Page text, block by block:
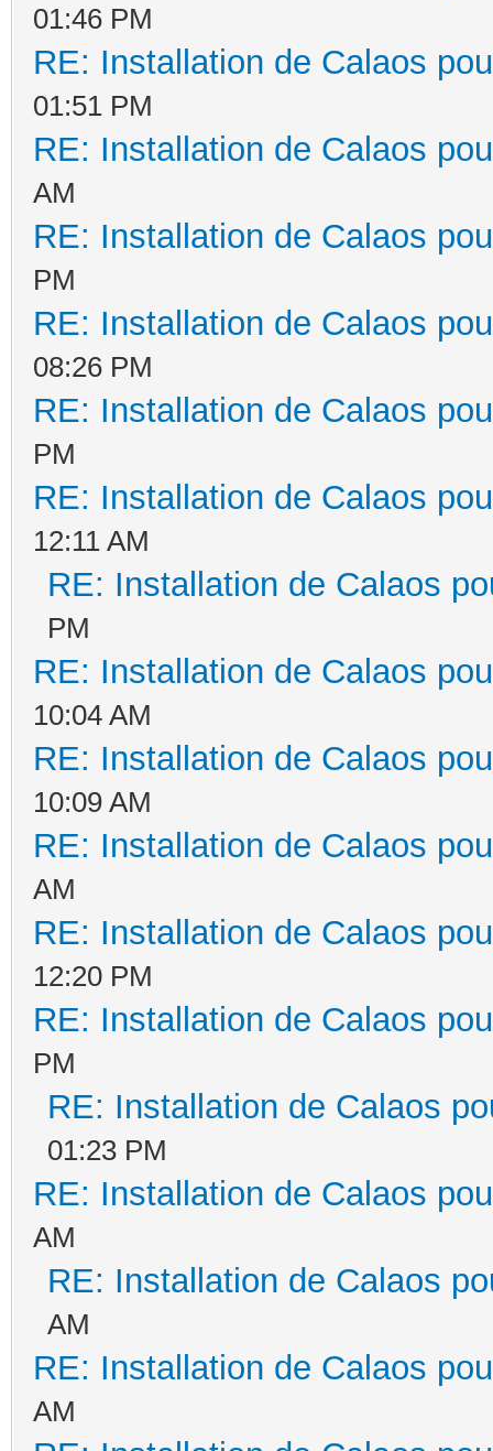
01:46 PM
RE: Installation de Calaos
01:51 PM
RE: Installation de Calaos
AM
RE: Installation de Calaos
PM
RE: Installation de Calaos
08:26 PM
RE: Installation de Calaos
PM
RE: Installation de Calaos
12:11 AM
RE: Installation de Calaos
PM
RE: Installation de Calaos
10:04 AM
RE: Installation de Calaos
10:09 AM
RE: Installation de Calaos
AM
RE: Installation de Calaos
12:20 PM
RE: Installation de Calaos
PM
RE: Installation de Calaos
01:23 PM
RE: Installation de Calaos
AM
RE: Installation de Calaos
AM
RE: Installation de Calaos
AM